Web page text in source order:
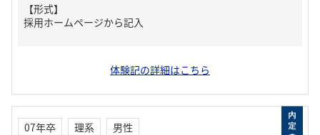
【形式】
採用ホームページから記入
体験記の詳細はこちら
07年卒 理系
男性